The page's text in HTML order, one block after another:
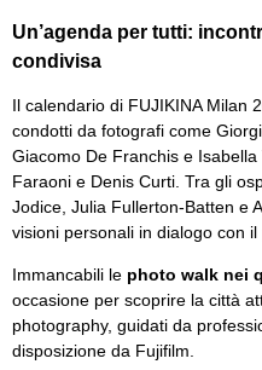
Un’agenda per tutti:
condivisa
Il calendario di FUJIKINA Milan
condotti da fotografi come
Giacomo De Franchis e
Faraoni e Denis Curti. Tra gli
Jodice, Julia Fullerton-Batten e
visioni personali in dialogo con il
Immancabili le photo walk nei
occasione per scoprire la città
photography, guidati da
disposizione da Fujifilm.